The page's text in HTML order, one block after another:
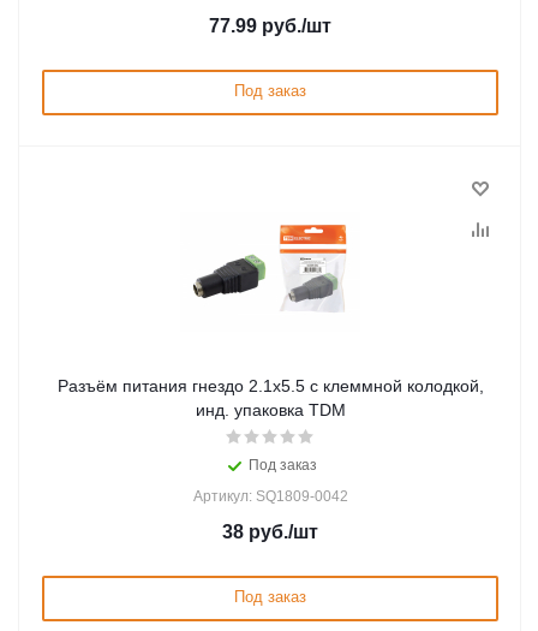
77.99 руб./шт
Под заказ
Разъём питания гнездо 2.1х5.5 с клеммной колодкой,
инд. упаковка TDM
Под заказ
Артикул: SQ1809-0042
38 руб./шт
Под заказ